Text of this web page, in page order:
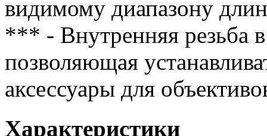
видимому диапазону
*** - Внутренняя резьба
позволяющая
аксессуары для
Характеристики